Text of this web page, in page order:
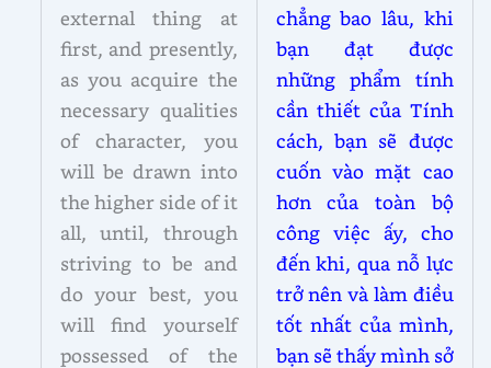
external thing at
first, and presently,
as you acquire the
necessary qualities
of character, you
will be drawn into
the higher side of it
all, until, through
striving to be and
do your best, you
will find yourself
possessed of the
chẳng bao lâu, khi
bạn đạt được
những phẩm tính
cần thiết của Tính
cách, bạn sẽ được
cuốn vào mặt cao
hơn của toàn bộ
công việc ấy, cho
đến khi, qua nỗ lực
trở nên và làm điều
tốt nhất của mình,
bạn sẽ thấy mình sở